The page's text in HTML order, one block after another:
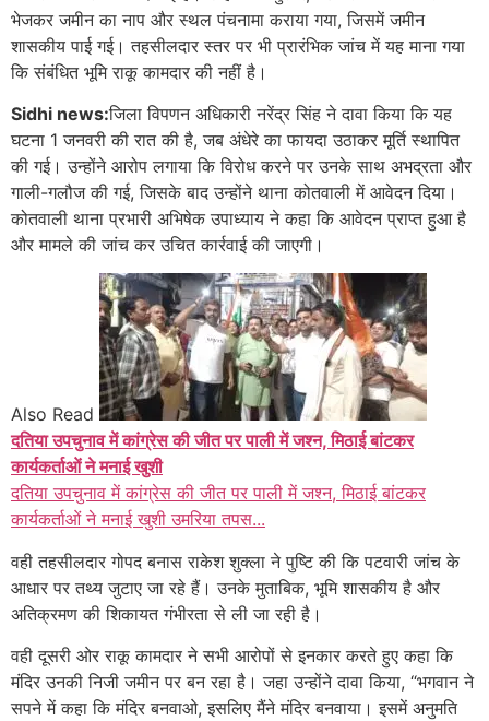
भेजकर जमीन का नाप और स्थल पंचनामा कराया गया, जिसमें जमीन
शासकीय पाई गई। तहसीलदार स्तर पर भी प्रारंभिक जांच में यह माना गया
कि संबंधित भूमि राकू कामदार की नहीं है।
Sidhi news:जिला विपणन अधिकारी नरेंद्र सिंह ने दावा किया कि यह
घटना 1 जनवरी की रात की है, जब अंधेरे का फायदा उठाकर मूर्ति स्थापित
की गई। उन्होंने आरोप लगाया कि विरोध करने पर उनके साथ अभद्रता और
गाली-गलौज की गई, जिसके बाद उन्होंने थाना कोतवाली में आवेदन दिया।
कोतवाली थाना प्रभारी अभिषेक उपाध्याय ने कहा कि आवेदन प्राप्त हुआ है
और मामले की जांच कर उचित कार्रवाई की जाएगी।
Also Read
दतिया उपचुनाव में कांग्रेस की जीत पर पाली में जश्न, मिठाई बांटकर
कार्यकर्ताओं ने मनाई खुशी
दतिया उपचुनाव में कांग्रेस की जीत पर पाली में जश्न, मिठाई बांटकर
कार्यकर्ताओं ने मनाई खुशी उमरिया तपस...
वही तहसीलदार गोपद बनास राकेश शुक्ला ने पुष्टि की कि पटवारी जांच के
आधार पर तथ्य जुटाए जा रहे हैं। उनके मुताबिक, भूमि शासकीय है और
अतिक्रमण की शिकायत गंभीरता से ली जा रही है।
वही दूसरी ओर राकू कामदार ने सभी आरोपों से इनकार करते हुए कहा कि
मंदिर उनकी निजी जमीन पर बन रहा है। जहा उन्होंने दावा किया, “भगवान ने
सपने में कहा कि मंदिर बनवाओ, इसलिए मैंने मंदिर बनवाया। इसमें अनुमति